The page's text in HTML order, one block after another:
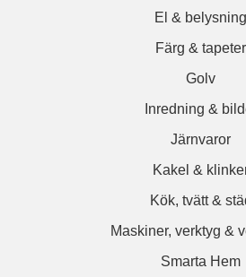
El & belysning
Färg & tapeter
Golv
Inredning &
Järnvaror
Kakel &
Kök, tvätt &
Maskiner, verktyg &
Smarta Hem